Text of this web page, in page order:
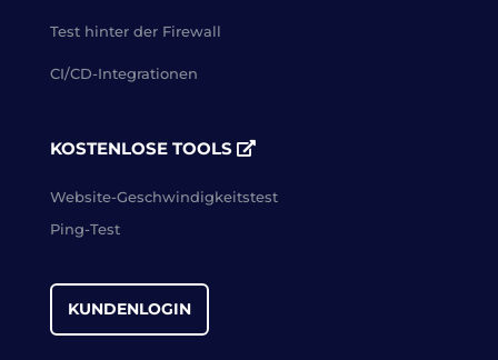
Test hinter der Firewall
CI/CD-Integrationen
KOSTENLOSE TOOLS
Website-Geschwindigkeitstest
Ping-Test
KUNDENLOGIN